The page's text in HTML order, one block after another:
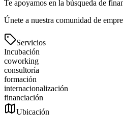
Te apoyamos en la búsqueda de
Únete a nuestra comunidad de
Servicios
Incubación
coworking
consultoría
formación
internacionalización
financiación
Ubicación